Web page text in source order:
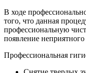
В ходе
того, что данная
профессиональную
появление неприятного
Профессиональная